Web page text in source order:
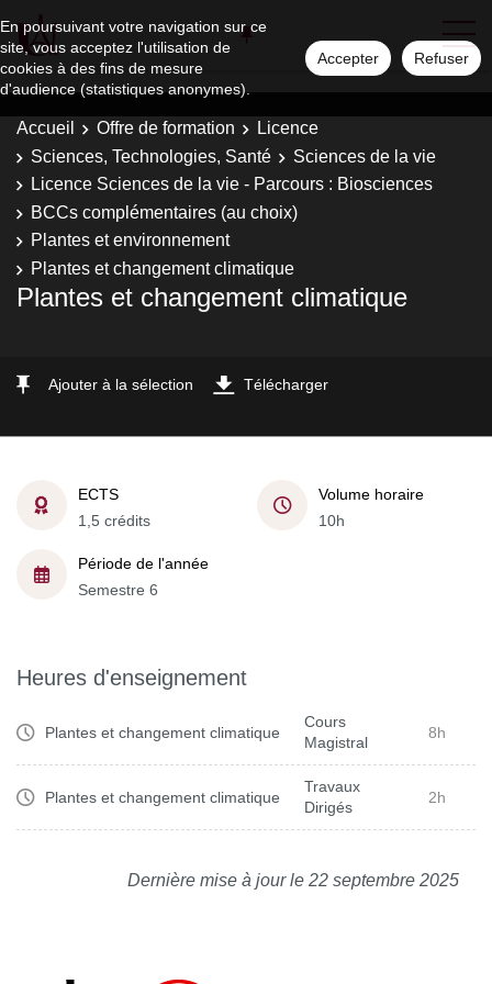
En poursuivant votre navigation sur ce
site, vous acceptez l'utilisation de
cookies à des fins de mesure
d'audience (statistiques anonymes).
Accepter Refuser
Accueil Offre de formation
Licence
Sciences, Technologies, Santé
Sciences de la vie
Licence Sciences de la vie - Parcours : Biosciences
BCCs complémentaires (au choix)
Plantes et environnement
Plantes et changement climatique
Plantes et changement climatique
Ajouter à la sélection Télécharger
ECTS
1,5 crédits
Volume horaire
10h
Période de l'année
Semestre 6
Heures d'enseignement
Plantes et changement climatique
Cours
Magistral
8h
Plantes et changement climatique
Travaux
Dirigés
2h
Dernière mise à jour le 22 septembre 2025